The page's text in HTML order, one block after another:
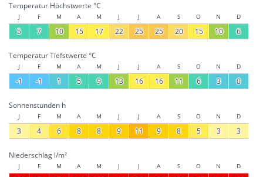
Temperatur Höchstwerte °C
J F M A M J J A S O N D
5 7 10 15 17 22 25 25 20 15 10 6
Temperatur Tiefstwerte °C
J F M A M J J A S O N D
-1 -1 1 5 9 13 16 16 11 6 3 0
Sonnenstunden h
J F M A M J J A S O N D
3 4 6 8 8 9 11 9 8 5 3 3
Niederschlag l/m²
J F M A M J J A S O N D